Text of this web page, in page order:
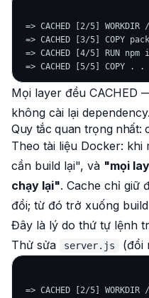
=> CACHED [2/5] WORKDIR
=> CACHED [3/5] COPY
=> CACHED [4/5] RUN
Mọi layer đều CACHED
không cài lại dependency.
Quy tắc quan trọng nhất:
Theo tài liệu Docker:
cần build lại", và "mọi
chạy lại". Cache chỉ giữ
đổi; từ đó trở xuống
Đây là lý do thứ tự lệnh
Thử sửa
server.js (đổi
=> CACHED [2/5] WORKDIR